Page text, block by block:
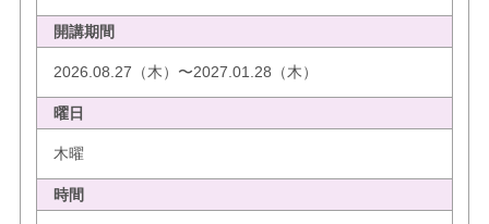
開講期間
2026.08.27（木）〜2027.01.28（木）
曜日
木曜
時間